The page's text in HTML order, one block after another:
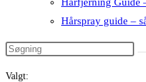
Hårspray guide –
Valgt: